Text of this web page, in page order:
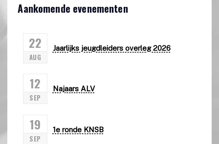
Aankomende evenementen
22
AUG
Jaarlijks jeugdleiders overleg 2026
12
SEP
Najaars ALV
19
SEP
1e ronde KNSB